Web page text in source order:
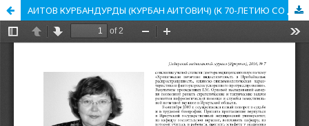
АИТОВ КУРБАНДУРДЫ (КУРБАН АИТОВИЧ) (К 70-ЛЕТИЮ СО ДНЯ РОЖДЕНИЯ)